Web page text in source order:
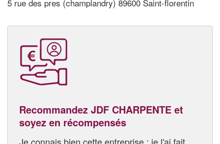
5 rue des pres (champlandry) 89600 Saint-florentin
Recommandez JDF CHARPENTE et
soyez en récompensés
Je connais bien cette entreprise : je l'ai fait